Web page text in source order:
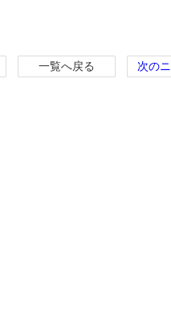
一覧へ戻る 次の